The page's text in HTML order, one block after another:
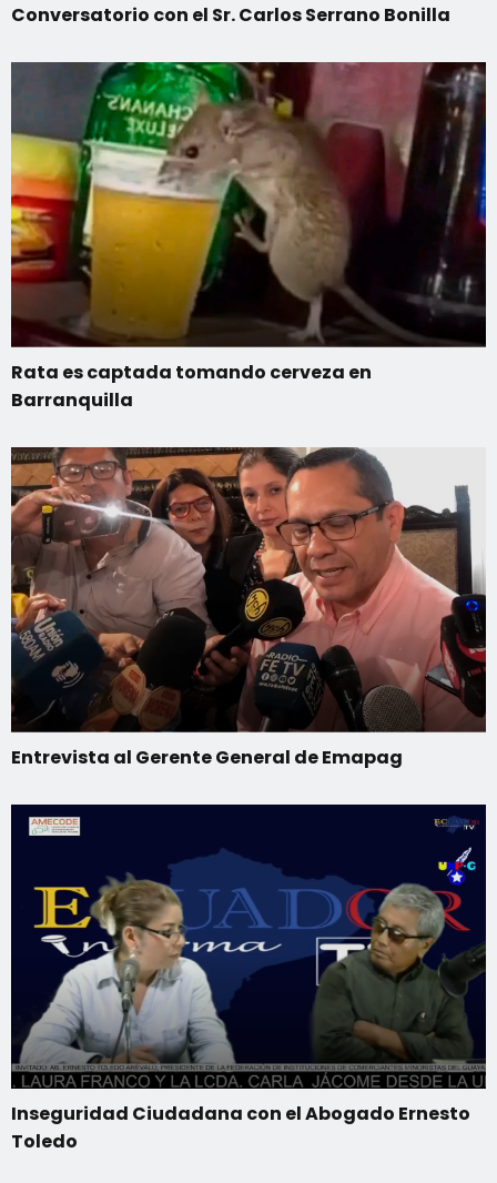
Conversatorio con el Sr. Carlos Serrano Bonilla
Rata es captada tomando cerveza en
Barranquilla
Entrevista al Gerente General de Emapag
Inseguridad Ciudadana con el Abogado Ernesto
Toledo